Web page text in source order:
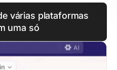
várias plataformas
uma só